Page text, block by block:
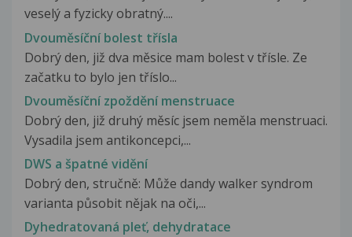
veselý a fyzicky obratný....
Dvouměsíční bolest třísla
Dobrý den, již dva měsice mam bolest v třísle. Ze
začatku to bylo jen tříslo...
Dvouměsíční zpoždění menstruace
Dobrý den, již druhý měsíc jsem neměla menstruaci.
Vysadila jsem antikoncepci,...
DWS a špatné vidění
Dobrý den, stručně: Může dandy walker syndrom
varianta působit nějak na oči,...
Dyhedratovaná pleť, dehydratace